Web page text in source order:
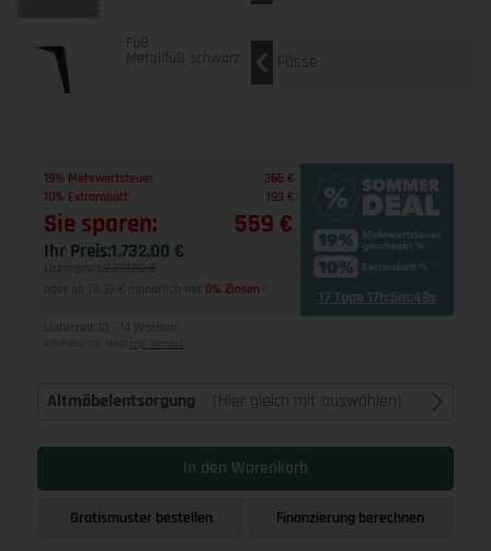
Fuß
Metallfuß schwarz Füsse
19% Mehrwertsteuer
366 €
10% Extrarabatt
193 €
Sie sparen: 559 €
Ihr Preis:1.732,00 €
Listenpreis: 2.291,00 €
oder ab 76,33 € monatlich mit 0% Zinsen 17 Tage 17h:5m:48s
Lieferzeit 10 - 14 Wochen
Alle Preise inkl. MwSt zzgl. Versand
Altmöbelentsorgung (Hier gleich mit auswählen)
In den Warenkorb
Gratismuster bestellen Finanzierung berechnen